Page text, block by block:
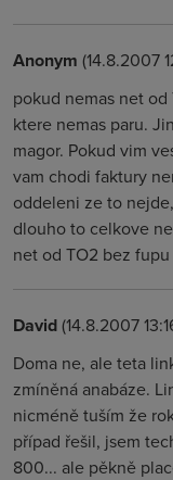
Anonym (14.8.2007
pokud nemas net
ktere nemas paru.
magor. Pokud vim
vam chodi faktury
oddeleni ze to
dlouho to celkove
net od TO2 bez
David(14.8.2007
Doma ne, ale teta
zmíněná anabáze.
nicméně tuším že
případ řešil, jsem
800... ale pěkně